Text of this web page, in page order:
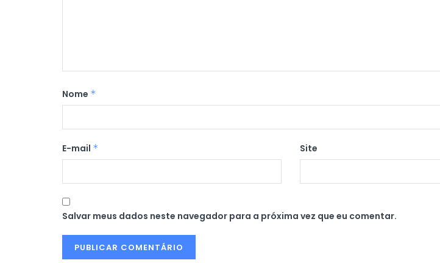
Nome *
E-mail * Site
Salvar meus dados neste navegador para a próxima vez que eu comentar.